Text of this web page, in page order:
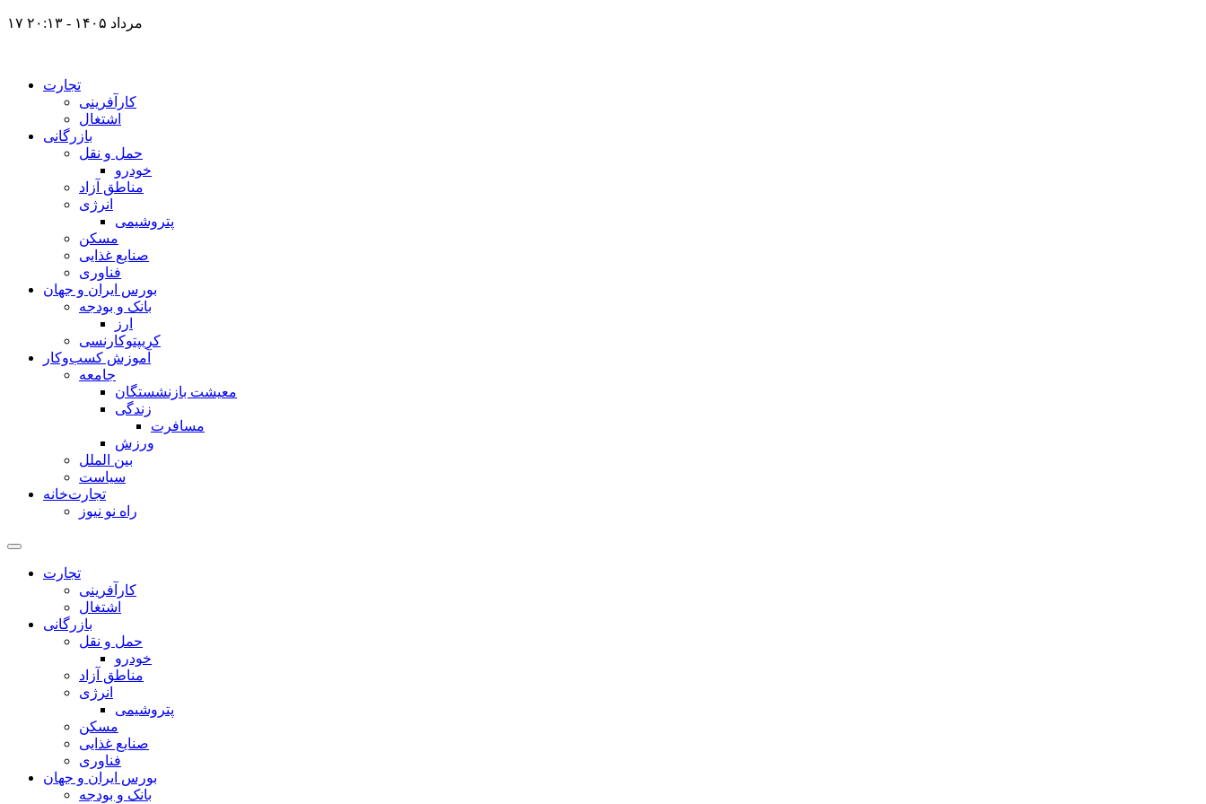
۱۷ مرداد ۱۴۰۵ - ۲۰:۱۳
تجارت
کارآفرینی
اشتغال
بازرگانی
حمل و نقل
خودرو
مناطق آزاد
انرژی
پتروشیمی
مسکن
صنایع غذایی
فناوری
بورس ایران و جهان
بانک و بودجه
ارز
کریپتوکارنسی
آموزش کسب‌وکار
جامعه
معیشت بازنشستگان
زندگی
مسافرت
ورزش
بین الملل
سیاست
تجارت‌خانه
راه نو نیوز
تجارت
کارآفرینی
اشتغال
بازرگانی
حمل و نقل
خودرو
مناطق آزاد
انرژی
پتروشیمی
مسکن
صنایع غذایی
فناوری
بورس ایران و جهان
بانک و بودجه